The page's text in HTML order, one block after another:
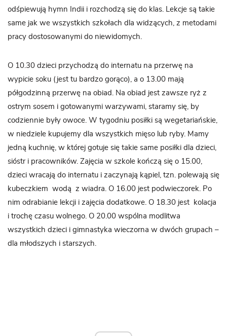
odśpiewują hymn Indii i rozchodzą się do klas. Lekcje są takie
same jak we wszystkich szkołach dla widzących, z metodami
pracy dostosowanymi do niewidomych.
O 10.30 dzieci przychodzą do internatu na przerwę na
wypicie soku (jest tu bardzo gorąco), a o 13.00 mają
półgodzinną przerwę na obiad. Na obiad jest zawsze ryż z
ostrym sosem i gotowanymi warzywami, staramy się, by
codziennie były owoce. W tygodniu posiłki są wegetariańskie,
w niedziele kupujemy dla wszystkich mięso lub ryby. Mamy
jedną kuchnię, w której gotuje się takie same posiłki dla dzieci,
sióstr i pracowników. Zajęcia w szkole kończą się o 15.00,
dzieci wracają do internatu i zaczynają kąpiel, tzn. polewają się
kubeczkiem wodą z wiadra. O 16.00 jest podwieczorek. Po
nim odrabianie lekcji i zajęcia dodatkowe. O 18.30 jest kolacja
i trochę czasu wolnego. O 20.00 wspólna modlitwa
wszystkich dzieci i gimnastyka wieczorna w dwóch grupach –
dla młodszych i starszych.